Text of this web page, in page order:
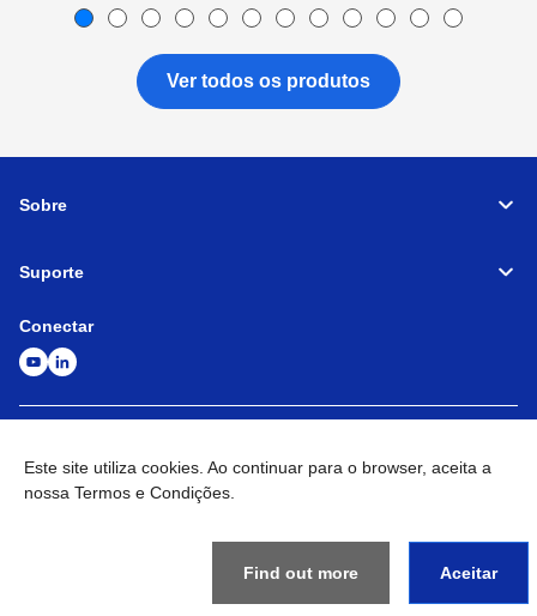
Ver todos os produtos
Sobre
Suporte
Conectar
Termos e condições
Mapa do site Ir para o site global
Este site utiliza cookies. Ao continuar para o browser, aceita a
nossa Termos e Condições.
Find out more Aceitar